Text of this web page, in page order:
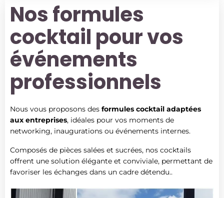
Nos formules
cocktail pour vos
événements
professionnels
Nous vous proposons des formules cocktail adaptées
aux entreprises, idéales pour vos moments de
networking, inaugurations ou événements internes.
Composés de pièces salées et sucrées, nos cocktails
offrent une solution élégante et conviviale, permettant de
favoriser les échanges dans un cadre détendu..